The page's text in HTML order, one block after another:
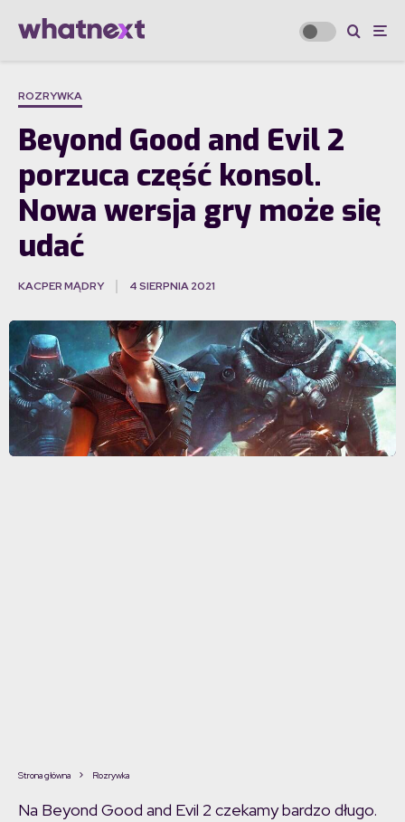
ROZRYWKA
Beyond Good and Evil 2
porzuca część konsol.
Nowa wersja gry może się
udać
KACPER MĄDRY 4 SIERPNIA 2021
Strona główna Rozrywka
Na Beyond Good and Evil 2 czekamy bardzo długo.